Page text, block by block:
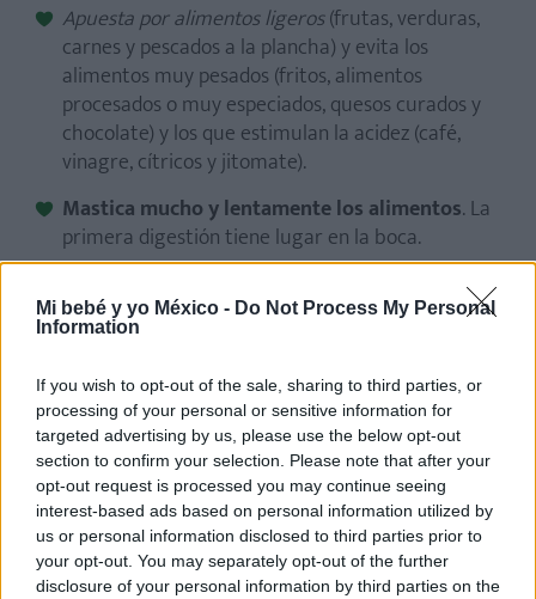
Mi bebé y yo México - Do Not Process My Personal
Information
If you wish to opt-out of the sale, sharing to third parties, or
processing of your personal or sensitive information for
targeted advertising by us, please use the below opt-out
section to confirm your selection. Please note that after your
opt-out request is processed you may continue seeing
interest-based ads based on personal information utilized by
us or personal information disclosed to third parties prior to
your opt-out. You may separately opt-out of the further
disclosure of your personal information by third parties on the
Apuesta por alimentos ligeros(frutas, verduras,
carnes y pescados a la plancha) y evita los
alimentos muy pesados (fritos, alimentos
procesados o muy especiados, quesos curados y
chocolate) y los que estimulan la acidez (café,
vinagre, cítricos y jitomate).
Mastica mucho y lentamente los alimentos. La
primera digestión tiene lugar en la boca.
Atención también con las bebidas gaseosas y el
chicle. Ambos aumentan la cantidad de aire
presente en el estómago y favorecen que los
jugos gástricos vuelvan a subir. Por lo tanto, es
mejor evitarlos.
Intenta dormir semiincorporada si tienes
muchas molestias, para que la comida no pueda
subir con facilidad y la digestión sea más fácil.